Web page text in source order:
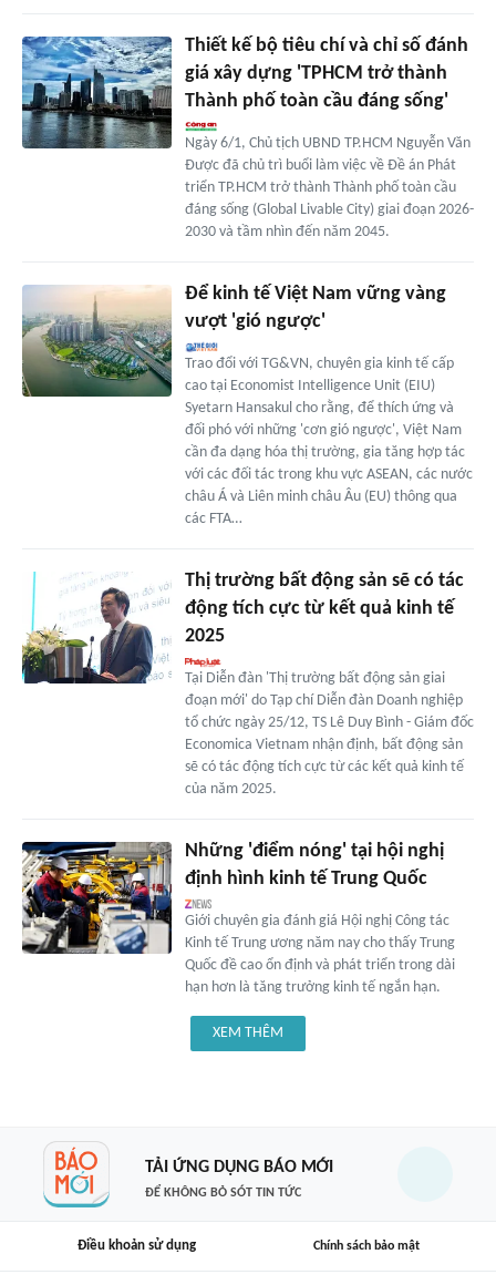
Thiết kế bộ tiêu chí và chỉ số đánh
giá xây dựng 'TPHCM trở thành
Thành phố toàn cầu đáng sống'
Ngày 6/1, Chủ tịch UBND TP.HCM Nguyễn Văn
Được đã chủ trì buổi làm việc về Đề án Phát
triển TP.HCM trở thành Thành phố toàn cầu
đáng sống (Global Livable City) giai đoạn 2026-
2030 và tầm nhìn đến năm 2045.
Để kinh tế Việt Nam vững vàng
vượt 'gió ngược'
Trao đổi với TG&VN, chuyên gia kinh tế cấp
cao tại Economist Intelligence Unit (EIU)
Syetarn Hansakul cho rằng, để thích ứng và
đối phó với những 'cơn gió ngược', Việt Nam
cần đa dạng hóa thị trường, gia tăng hợp tác
với các đối tác trong khu vực ASEAN, các nước
châu Á và Liên minh châu Âu (EU) thông qua
các FTA…
Thị trường bất động sản sẽ có tác
động tích cực từ kết quả kinh tế
2025
Tại Diễn đàn 'Thị trường bất động sản giai
đoạn mới' do Tạp chí Diễn đàn Doanh nghiệp
tổ chức ngày 25/12, TS Lê Duy Bình - Giám đốc
Economica Vietnam nhận định, bất động sản
sẽ có tác động tích cực từ các kết quả kinh tế
của năm 2025.
Những 'điểm nóng' tại hội nghị
định hình kinh tế Trung Quốc
Giới chuyên gia đánh giá Hội nghị Công tác
Kinh tế Trung ương năm nay cho thấy Trung
Quốc đề cao ổn định và phát triển trong dài
hạn hơn là tăng trưởng kinh tế ngắn hạn.
XEM THÊM
TẢI ỨNG DỤNG BÁO MỚI
ĐỂ KHÔNG BỎ SÓT TIN TỨC
Điều khoản sử dụng Chính sách bảo mật